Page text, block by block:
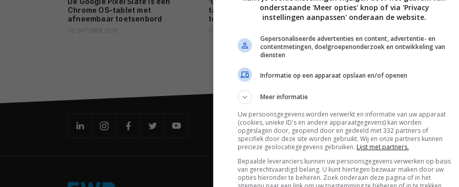
Chrome OS-tablet met
afneembaar toetsenbord
09 OKTOBER 2018
tablet met afneembaar
toetsenbord’
08 OKTOBER 2018
De laatste updates in je mailbox
onderstaande 'Meer opties' knop of via 'Privacy
instellingen aanpassen' onderaan de website.
Gepersonaliseerde advertenties en content, advertentie- en
contentmetingen, doelgroepenonderzoek en ontwikkeling van
diensten
Informatie op een apparaat opslaan en/of openen
Meer informatie
Uw persoonsgegevens worden verwerkt en informatie van uw apparaat
(cookies, unieke ID's en andere apparaatgegevens) kan worden
opgeslagen door, geopend door en gedeeld met 332 partners of
specifiek door deze site worden gebruikt. Wij en onze partners kunnen
precieze geolocatiegegevens gebruiken. Lijst met partners.
Bepaalde leveranciers kunnen uw persoonsgegevens verwerken op basis
van gerechtvaardigd belang. U kunt hiertegen bezwaar maken door uw
opties hieronder te beheren. Zoek onderaan deze pagina of in het